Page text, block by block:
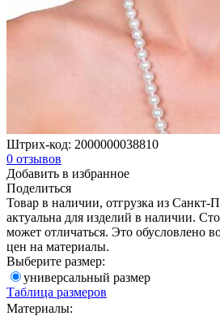
Штрих-код: 2000000038810
0 отзывов
Добавить в избранное
Поделиться
Товар в наличии, отгрузка из Санкт-
актуальна для изделий в наличии.
может отличаться. Это обусловлено
цен на материалы.
Выберите размер:
универсальный размер
Таблица размеров
Материалы: